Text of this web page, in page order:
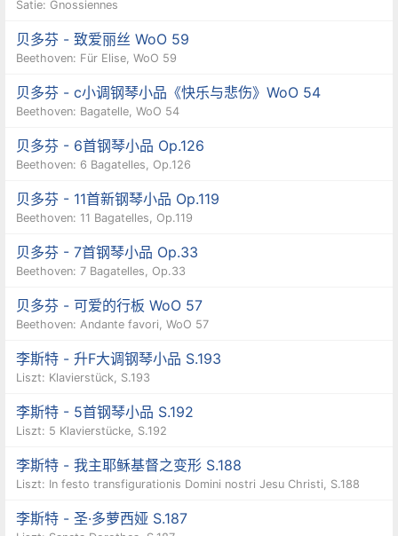
Satie: Gnossiennes
贝多芬 - 致爱丽丝 WoO 59
Beethoven: Für Elise, WoO 59
贝多芬 - c小调钢琴小品《快乐与悲伤》WoO 54
Beethoven: Bagatelle, WoO 54
贝多芬 - 6首钢琴小品 Op.126
Beethoven: 6 Bagatelles, Op.126
贝多芬 - 11首新钢琴小品 Op.119
Beethoven: 11 Bagatelles, Op.119
贝多芬 - 7首钢琴小品 Op.33
Beethoven: 7 Bagatelles, Op.33
贝多芬 - 可爱的行板 WoO 57
Beethoven: Andante favori, WoO 57
李斯特 - 升F大调钢琴小品 S.193
Liszt: Klavierstück, S.193
李斯特 - 5首钢琴小品 S.192
Liszt: 5 Klavierstücke, S.192
李斯特 - 我主耶稣基督之变形 S.188
Liszt: In festo transfigurationis Domini nostri Jesu Christi, S.188
李斯特 - 圣·多萝西娅 S.187